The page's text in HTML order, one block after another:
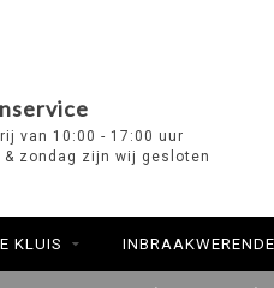
van 10:00 - 17:00 uur
& zondag zijn wij gesloten
KLUIS